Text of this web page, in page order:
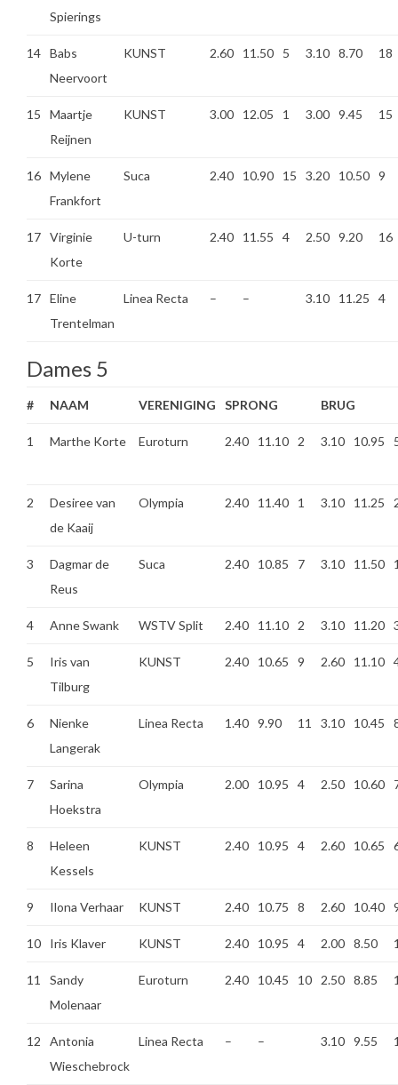
Spierings
14 Babs
Neervoort
KUNST 2.60 11.50 5 3.10 8.70 18
15
Maartje
Reijnen
KUNST 3.00 12.05 1 3.00 9.45 15
16 Mylene
Frankfort
Suca 2.40 10.90 15 3.20 10.50 9
17 Virginie
Korte
U-turn 2.40 11.55 4 2.50 9.20 16
17 Eline
Trentelman
Linea Recta – – 3.10 11.25 4
Dames 5
# NAAM VERENIGING SPRONG BRUG
1 Marthe Korte Euroturn 2.40 11.10 2 3.10 10.95
2
Desiree van
de Kaaij
Olympia 2.40 11.40 1 3.10 11.25
3
Dagmar de
Reus
Suca 2.40 10.85 7 3.10 11.50
4 Anne Swank WSTV Split 2.40 11.10 2 3.10 11.20
5
Iris van
Tilburg
KUNST 2.40 10.65 9 2.60 11.10
6
Nienke
Langerak
Linea Recta 1.40 9.90 11 3.10 10.45
7
Sarina
Hoekstra
Olympia 2.00 10.95 4 2.50 10.60
8
Heleen
Kessels
KUNST 2.40 10.95 4 2.60 10.65
9 Ilona Verhaar KUNST 2.40 10.75 8 2.60 10.40
10 Iris Klaver KUNST 2.40 10.95 4 2.00 8.50
11
Sandy
Molenaar
Euroturn 2.40 10.45 10 2.50 8.85
12
Antonia
Wieschebrock
Linea Recta – – 3.10 9.55